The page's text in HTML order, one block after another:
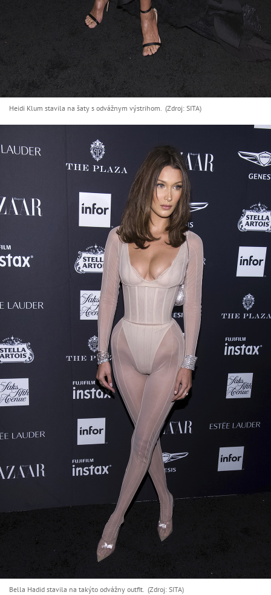
Heidi Klum stavila na šaty s odvážnym výstrihom. (Zdroj: SITA)
Bella Hadid stavila na takýto odvážny outfit. (Zdroj: SITA)